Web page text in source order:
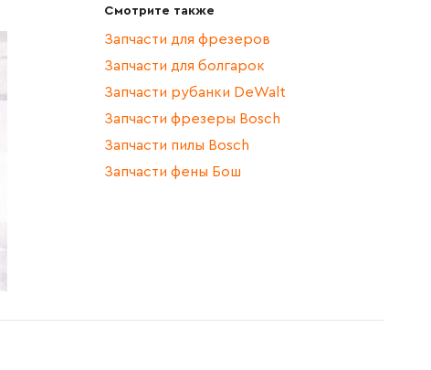
Смотрите также
Запчасти для фрезеров
Запчасти для болгарок
Запчасти рубанки DeWalt
Запчасти фрезеры Bosch
Запчасти пилы Bosch
Запчасти фены Бош